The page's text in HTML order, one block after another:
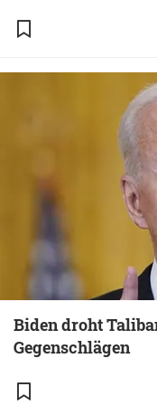
Biden droht
Gegenschlägen